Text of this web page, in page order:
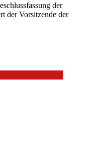
der
der Vorsitzende der